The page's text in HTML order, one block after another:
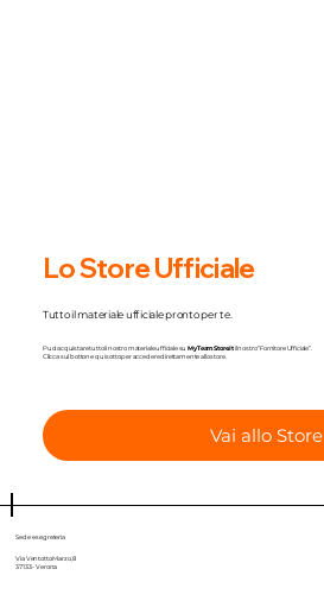
Vai allo Store
Lo Store Ufficiale
Tutto il materiale ufficiale pronto per te.
Puoi acquistare tutto il nostro materiale ufficiale suMyTeamStore.Itil nostro “Fornitore Ufficiale”.
Clicca sul bottone qui sotto per accedere direttamente allo store.
Sede e segreteria
Via Ventotto Marzo, 8
37133 - Verona